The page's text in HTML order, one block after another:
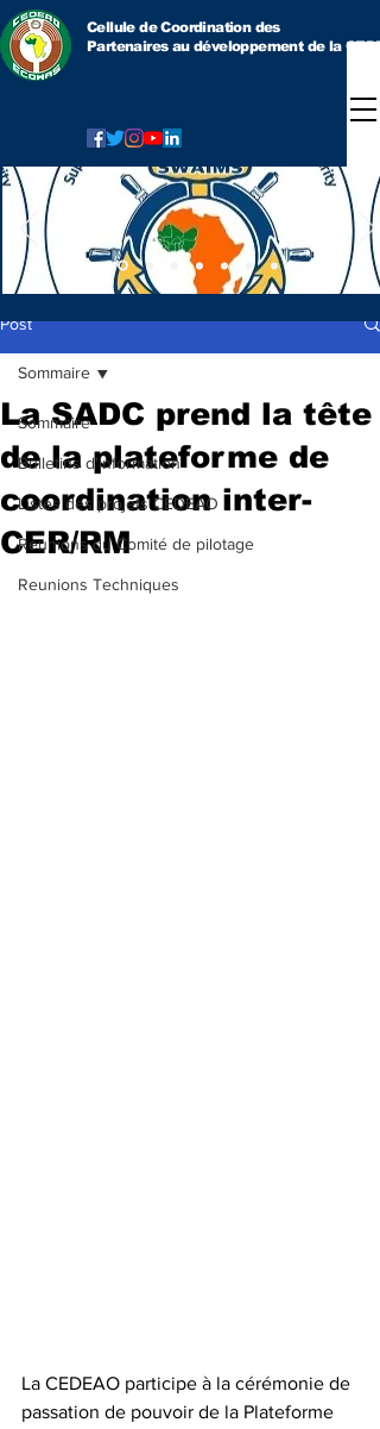
Cellule de Coordination des
Partenaires au développement de la
Post
Sommaire
Bulletins d'information
Listes des projets CEDEAO
Reunions du Comité de pilotage
Reunions Techniques
Sommaire
La SADC prend la tête
de la plateforme de
coordination inter-
CER/RM
La CEDEAO participe à la cérémonie de
passation de pouvoir de la Plateforme